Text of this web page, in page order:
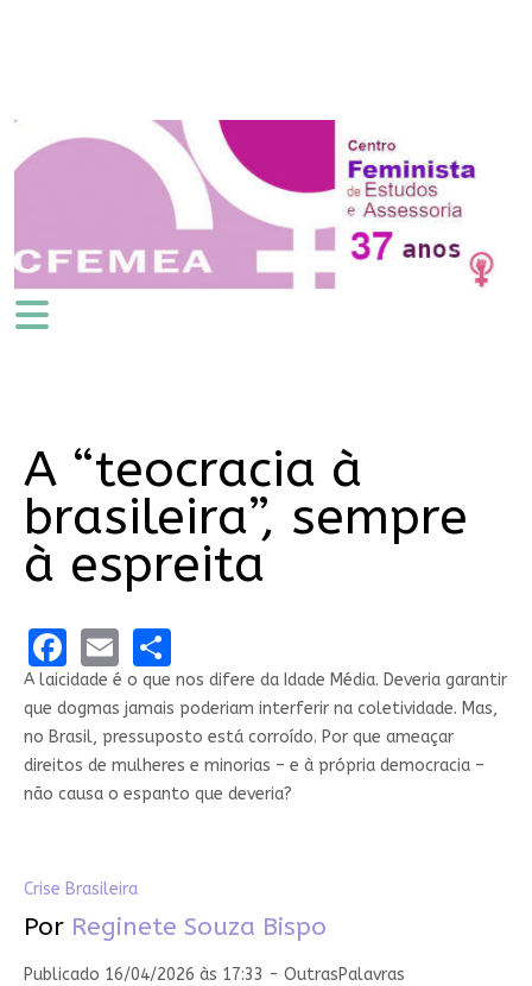
A “teocracia à
brasileira”, sempre
à espreita
Facebook
EmailShare
A laicidade é o que nos difere da Idade Média. Deveria garantir
que dogmas jamais poderiam interferir na coletividade. Mas,
no Brasil, pressuposto está corroído. Por que ameaçar
direitos de mulheres e minorias – e à própria democracia –
não causa o espanto que deveria?
Crise Brasileira
Por Reginete Souza Bispo
Publicado 16/04/2026 às 17:33 - OutrasPalavras